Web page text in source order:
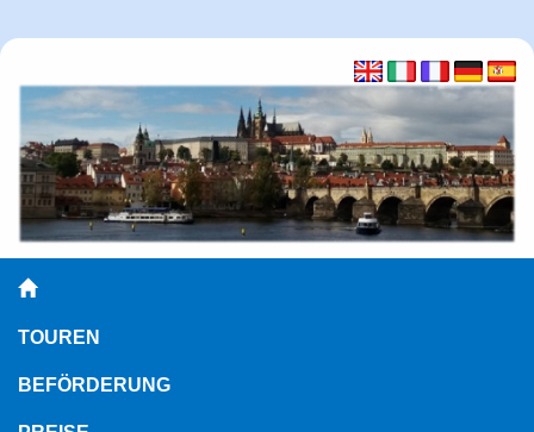
TOUREN
BEFÖRDERUNG